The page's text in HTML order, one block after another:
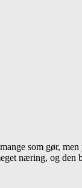
som gør, men
næring, og den